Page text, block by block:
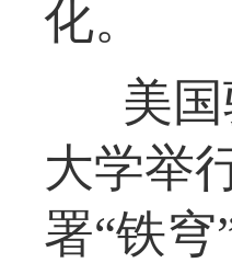
化。
美
大学举
署“铁